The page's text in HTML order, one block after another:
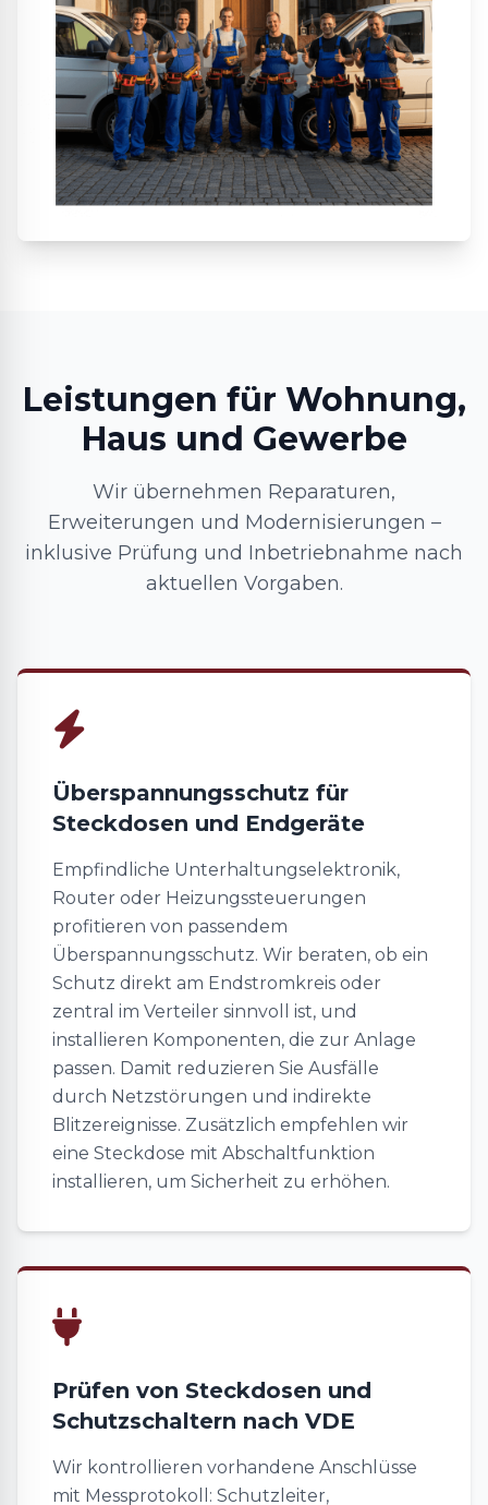
Leistungen für Wohnung,
Haus und Gewerbe
Wir übernehmen Reparaturen,
Erweiterungen und Modernisierungen –
inklusive Prüfung und Inbetriebnahme nach
aktuellen Vorgaben.
Überspannungsschutz für
Steckdosen und Endgeräte
Empfindliche Unterhaltungselektronik,
Router oder Heizungssteuerungen
profitieren von passendem
Überspannungsschutz. Wir beraten, ob ein
Schutz direkt am Endstromkreis oder
zentral im Verteiler sinnvoll ist, und
installieren Komponenten, die zur Anlage
passen. Damit reduzieren Sie Ausfälle
durch Netzstörungen und indirekte
Blitzereignisse. Zusätzlich empfehlen wir
eine Steckdose mit Abschaltfunktion
installieren, um Sicherheit zu erhöhen.
Prüfen von Steckdosen und
Schutzschaltern nach VDE
Wir kontrollieren vorhandene Anschlüsse
mit Messprotokoll: Schutzleiter,